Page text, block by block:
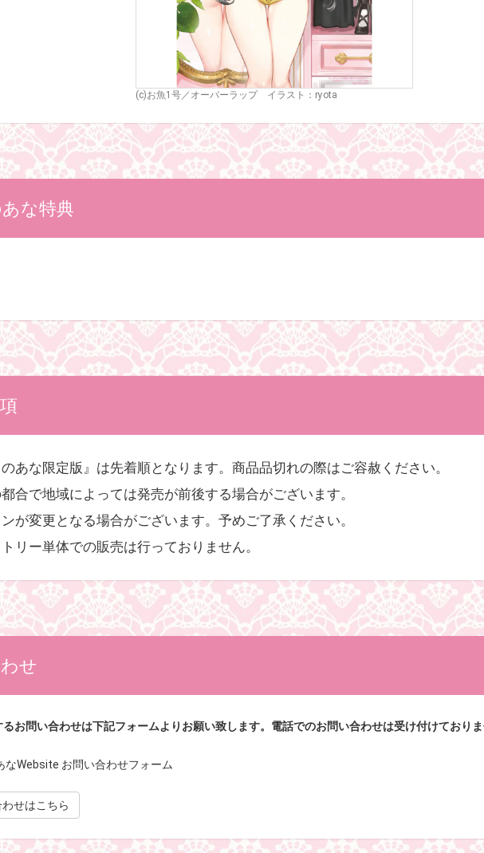
(c)お魚1号／オーバーラップ イラスト：ryota
な特典
のあな限定版』は先着順となります。商品品切れの際はご容赦ください。
都合で地域によっては発売が前後する場合がございます。
ンが変更となる場合がございます。予めご了承ください。
トリー単体での販売は行っておりません。
せ
お問い合わせは下記フォームよりお願い致します。電話でのお問い合わせは受け付けておりま
なWebsite お問い合わせフォーム
せはこちら